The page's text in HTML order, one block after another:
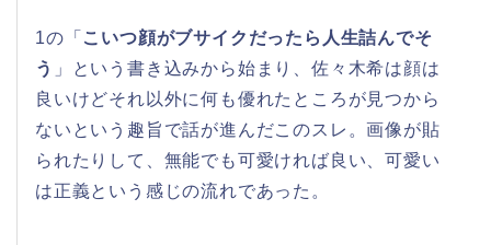
1の「 こいつ顔がブサイクだったら人生詰んでそ
う 」という書き込みから始まり、佐々木希は顔は
良いけどそれ以外に何も優れたところが見つから
ないという趣旨で話が進んだこのスレ。画像が貼
られたりして、無能でも可愛ければ良い、可愛い
は正義という感じの流れであった。